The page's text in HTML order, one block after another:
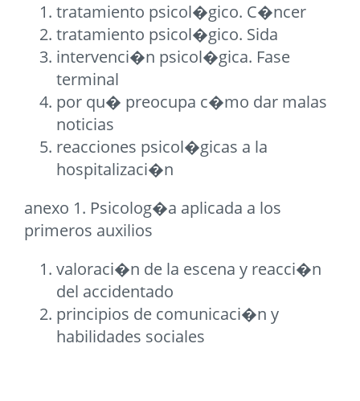
tratamiento psicol�gico. C�ncer
tratamiento psicol�gico. Sida
intervenci�n psicol�gica. Fase
terminal
por qu� preocupa c�mo dar malas
noticias
reacciones psicol�gicas a la
hospitalizaci�n
anexo 1. Psicolog�a aplicada a los
primeros auxilios
valoraci�n de la escena y reacci�n
del accidentado
principios de comunicaci�n y
habilidades sociales